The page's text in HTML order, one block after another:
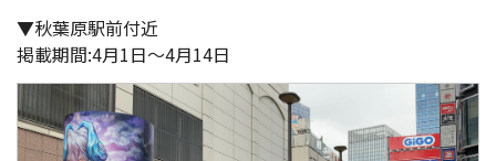
▼秋葉原駅前付近
掲載期間:4月1日～4月14日